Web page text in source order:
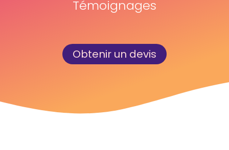
Témoignages
Obtenir un devis